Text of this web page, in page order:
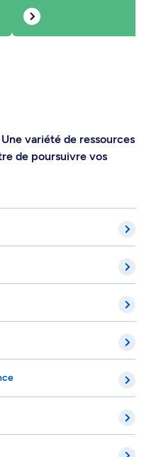
variété de ressources
de poursuivre vos